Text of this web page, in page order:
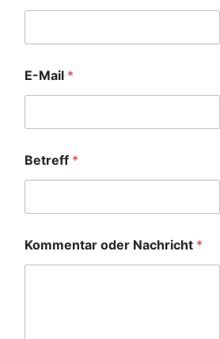
E-Mail *
Betreff *
Kommentar oder Nachricht *